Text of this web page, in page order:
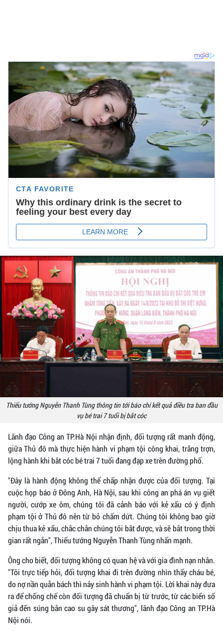
Thiếu tướng Nguyễn Thanh Tùng thông tin tới báo chí kết quả điều tra ban đầu
vụ bé trai 7 tuổi bị bắt cóc
Lãnh đạo Công an TP.Hà Nội nhận định, đối tượng rất manh động,
giữa Thủ đô mà thực hiện hành vi phạm tội công khai, trắng trợn,
lộng hành khi bắt cóc bé trai 7 tuổi đang đạp xe trên đường phố.
"Đây là hành động không thể chấp nhận được của đối tượng. Tại
cuộc họp báo ở Đông Anh, Hà Nội, sau khi công an phá án vụ giết
người, cướp xe ôm, chúng tôi đã cảnh báo với kẻ xấu có ý định
phạm tội ở Thủ đô nên từ bỏ chấm dứt. Chúng tôi không bao giờ
chịu thua kẻ xấu, chắc chắn chúng tôi bắt được, và sẽ bắt trong thời
gian rất ngắn", Thiếu tướng Nguyễn Thanh Tùng nhấn mạnh.
Ông cho biết, đối tượng không có quan hệ và với gia đình nạn nhân.
"Tôi trực tiếp hỏi, đối tượng khai đi trên đường nhìn thấy cháu bé,
do nợ nần quẫn bách thì nảy sinh hành vi phạm tội. Lời khai này đưa
ra để chống chế còn đối tượng đã chuẩn bị từ trước, từ các biển số
giả đến súng bắn cao su gây sát thương", lãnh đạo Công an TP.Hà
Nội nói.